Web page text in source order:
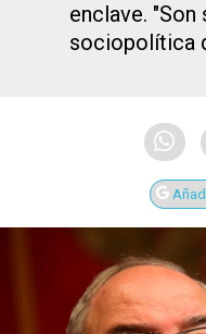
enclave.
sociopolítica